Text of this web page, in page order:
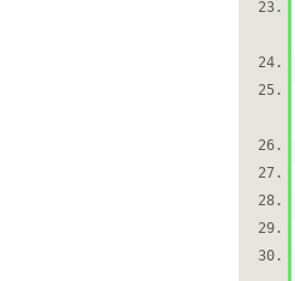
23.
24.
25.
26.
27.
28.
29.
30.